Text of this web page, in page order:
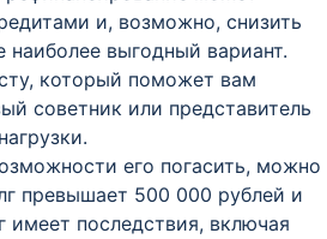
и, возможно, снизить
выгодный вариант.
который поможет вам
советник или представитель
его погасить, можно
превышает 500 000 рублей и
имеет последствия, включая